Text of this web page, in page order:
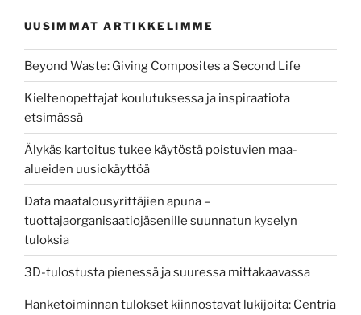
UUSIMMAT ARTIKKELIMME
Beyond Waste: Giving Composites a Second Life
Kieltenopettajat koulutuksessa ja inspiraatiota
etsimässä
Älykäs kartoitus tukee käytöstä poistuvien maa-
alueiden uusiokäyttöä
Data maatalousyrittäjien apuna –
tuottajaorganisaatiojäsenille suunnatun kyselyn
tuloksia
3D-tulostusta pienessä ja suuressa mittakaavassa
Hanketoiminnan tulokset kiinnostavat lukijoita: Centria